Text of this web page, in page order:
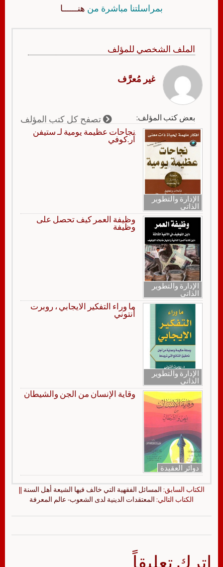
بمراسلتنا مباشرة من هنــــــا
الملف الشخصي للمؤلف
غير مُعرَّف
بعض كتب المؤلف: تصفح كل كتب المؤلف
الإدارة والتطوير
الذاتي
نجاحات عظيمة يومية لـ ستيفن
آر.كوفي
الإدارة والتطوير
الذاتي
وظيفة العمر كيف تحصل على
وظيفة
الإدارة والتطوير
الذاتي
ما وراء التفكير الايجابي ، روبرت
أنتوني
دوائر العقيدة
وقاية الإنسان من الجن والشيطان
الكتاب السابق: المسائل الفقهية التي خالف فيها الشيعة أهل السنة ||
الكتاب التالي: المعتقدات الدينية لدى الشعوب- عالم المعرفة